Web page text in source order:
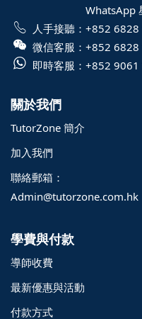
WhatsApp
人手接聽： +852 6828
微信客服： +852 6828
即時客服： +852 9061
關於我們
TutorZone 簡介
加入我們
聯絡郵箱：
Admin@tutorzone.com.hk
學費與付款
導師收費
最新優惠與活動
付款方式